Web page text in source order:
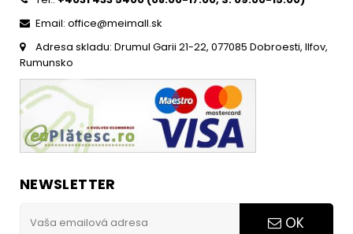
Email: office@meimall.sk
Adresa skladu: Drumul Garii 21-22, 077085 Dobroesti, Ilfov,
Rumunsko
NEWSLETTER
OK